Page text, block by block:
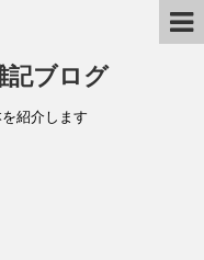
記ブログ
紹介します